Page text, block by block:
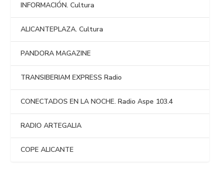
INFORMACIÓN. Cultura
ALICANTEPLAZA. Cultura
PANDORA MAGAZINE
TRANSIBERIAM EXPRESS Radio
CONECTADOS EN LA NOCHE. Radio Aspe 103.4
RADIO ARTEGALIA
COPE ALICANTE